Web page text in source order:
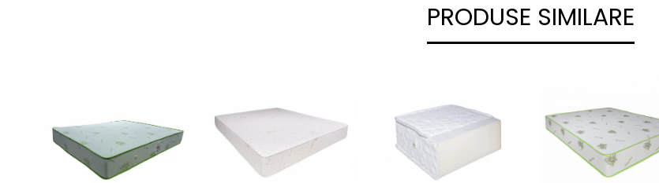
PRODUSE SIMILARE